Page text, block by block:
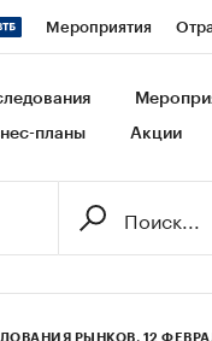
Мероприятия
Франшизы Газета
планы Акции
РЫНКОВ, 12